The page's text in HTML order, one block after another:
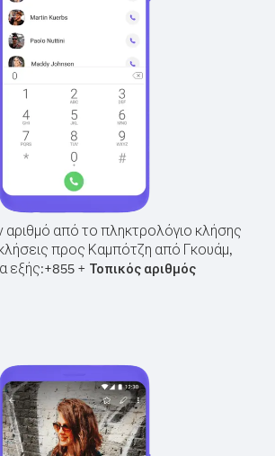
αριθμό από το πληκτρολόγιο κλήσης
κλήσεις προς Καμπότζη από Γκουάμ,
εξής:+855 + Τοπικός αριθμός